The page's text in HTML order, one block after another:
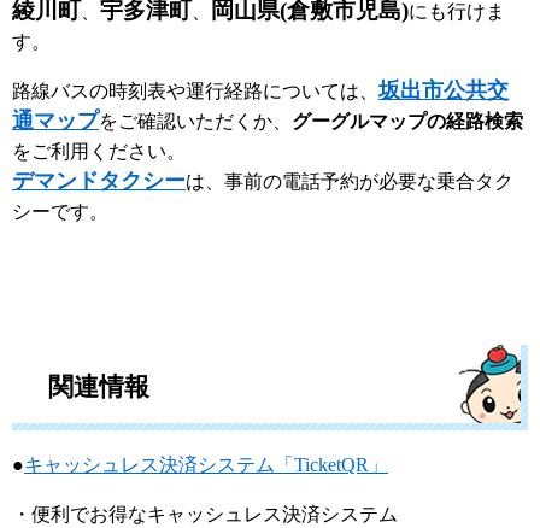
綾川町 宇多津町 岡山県(倉敷市児島)にも行けま
す。
路線バスの時刻表や運行経路については、坂出市公共交
通マップをご確認いただくか、 グーグルマップの経路検索
をご利用ください。
デマンドタクシーは、事前の電話予約が必要な乗合タク
シーです。
関連情報
●キャッシュレス決済システム「TicketQR」
・便利でお得なキャッシュレス決済システム